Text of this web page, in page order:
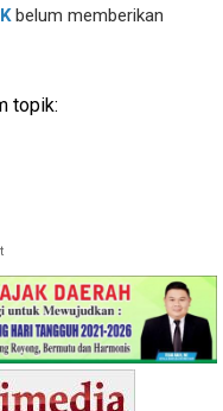
belum memberikan
topik: